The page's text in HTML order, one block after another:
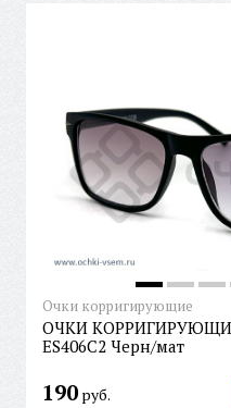
Очки корригирующие
ОЧКИ
ES406C2 Черн/мат
190 руб.